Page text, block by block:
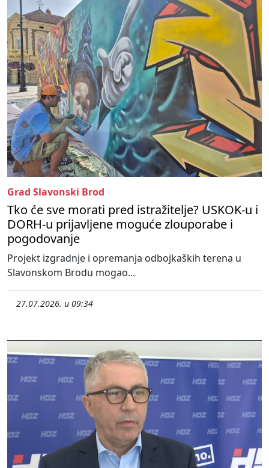
Grad Slavonski Brod
Tko će sve morati pred istražitelje? USKOK-u i
DORH-u prijavljene moguće zlouporabe i
pogodovanje
Projekt izgradnje i opremanja odbojkaških terena u
Slavonskom Brodu mogao...
27.07.2026. u 09:34